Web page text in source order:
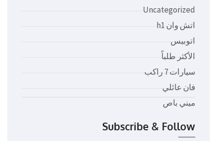
Uncategorized
اتش وان h1
اتوبيس
الأكثر طلباً
سيارات 7 راكب
فان عائلي
ميني باص
Subscribe & Follow